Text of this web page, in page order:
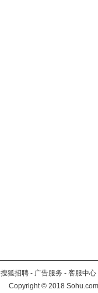
搜狐招聘 - 广告服务 - 客服中心
Copyright©2018